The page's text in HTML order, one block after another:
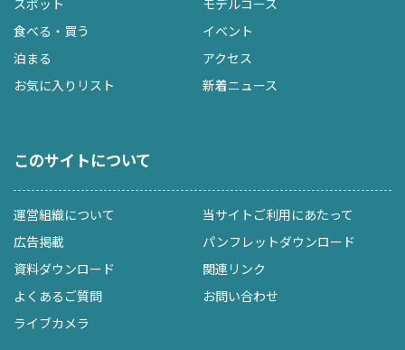
食べる・買う
イベント
泊まる
アクセス
お気に入りリスト
新着ニュース
このサイトについて
運営組織について
当サイトご利用にあたって
広告掲載
パンフレットダウンロード
資料ダウンロード
関連リンク
よくあるご質問
お問い合わせ
ライブカメラ